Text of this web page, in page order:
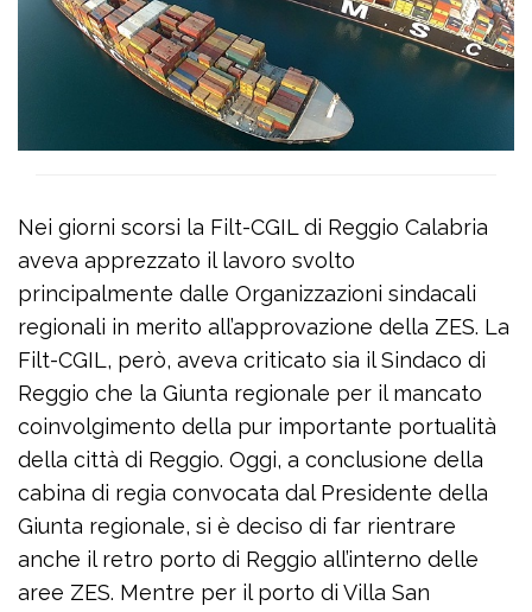
Nei giorni scorsi la Filt-CGIL di Reggio Calabria
aveva apprezzato il lavoro svolto
principalmente dalle Organizzazioni sindacali
regionali in merito all’approvazione della ZES. La
Filt-CGIL, però, aveva criticato sia il Sindaco di
Reggio che la Giunta regionale per il mancato
coinvolgimento della pur importante portualità
della città di Reggio. Oggi, a conclusione della
cabina di regia convocata dal Presidente della
Giunta regionale, si è deciso di far rientrare
anche il retro porto di Reggio all’interno delle
aree ZES. Mentre per il porto di Villa San